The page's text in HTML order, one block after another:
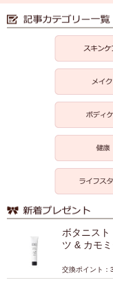
ボタニス
ツ & カモ
交換ポイント：